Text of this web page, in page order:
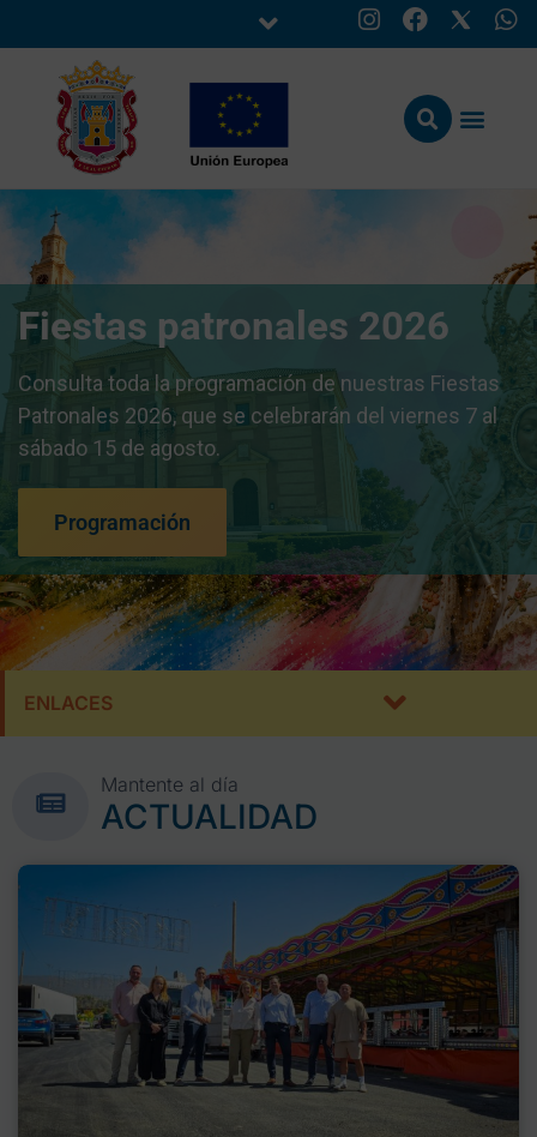
Fiestas patronales 2026
Consulta toda la programación de nuestras Fiestas
Patronales 2026, que se celebrarán del viernes 7 al
sábado 15 de agosto.
Programación
ENLACES
Mantente al día
ACTUALIDAD